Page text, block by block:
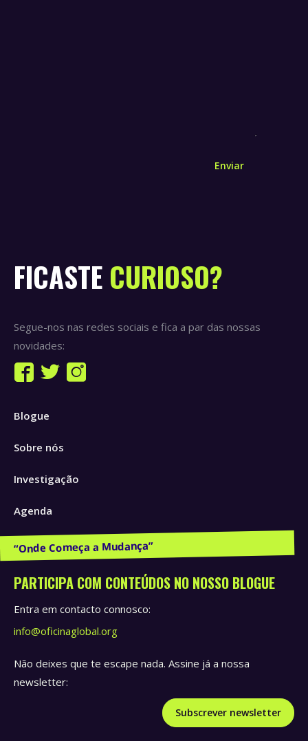
Enviar
FICASTE CURIOSO?
Segue-nos nas redes sociais e fica a par das nossas
novidades:
Find us on:
Facebook
opens
new
Twitter
new
Instagram
Blogue
Sobre nós
Investigação
Agenda
Publicações e Recursos
PARTICIPA COM CONTEÚDOS NO NOSSO BLOGUE
Entra em contacto connosco:
info@oficinaglobal.org
Não deixes que te escape nada. Assine já a nossa
newsletter:
Subscrever newsletter